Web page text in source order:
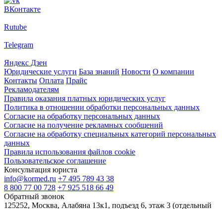
ВКонтакте
Rutube
Telegram
Яндекс Дзен
Юридические услуги База знаний Новости О компании
Контакты Оплата Прайс
Рекламодателям
Правила оказания платных юридических услуг
Политика в отношении обработки персональных данных
Согласие на обработку персональных данных
Согласие на получение рекламных сообщений
Согласие на обработку специальных категорий персональных
данных
Правила использования файлов cookie
Пользовательское соглашение
Консультация юриста
info@kormed.ru +7 495 789 43 38
8 800 77 00 728 +7 925 518 66 49
Обратный звонок
125252, Москва, Алабяна 13к1, подъезд 6, этаж 3 (отдельный